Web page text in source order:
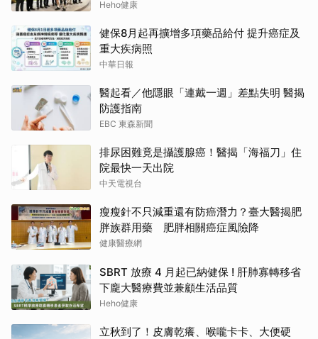
Heho健康
健保8月起再擴增多項藥品給付 提升癌症及
重大疾病照
中華日報
醫起看／他隱眼「連戴一週」差點失明 醫揭
防護指南
EBC 東森新聞
排尿困難竟是攝護腺癌！醫揭「海福刀」住
院最快一天出院
中天電視台
瘦瘦針不只減重還有防癌潛力？臺大醫揭肥
胖族群用藥 肥胖相關癌症風險降
健康醫療網
SBRT 放療 4 月起已納健保 ! 肝肺寡轉移省
下龐大醫療費並兼顧生活品質
Heho健康
立秋到了！皮膚乾癢、喉嚨卡卡、大便硬